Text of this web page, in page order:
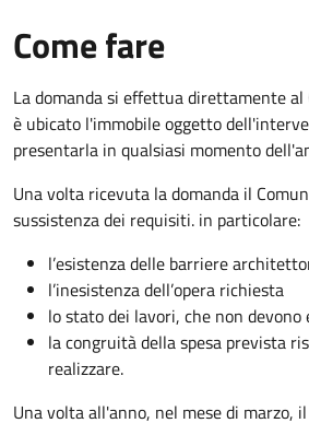
Come fare
La domanda si effettua direttamente al
è ubicato l'immobile oggetto
presentarla in qualsiasi momento
Una volta ricevuta la domanda il
sussistenza dei requisiti. in particolare:
l’esistenza delle barriere
l’inesistenza dell’opera richiesta
lo stato dei lavori, che non devono
la congruità della spesa prevista
realizzare.
Una volta all'anno, nel mese di marzo,